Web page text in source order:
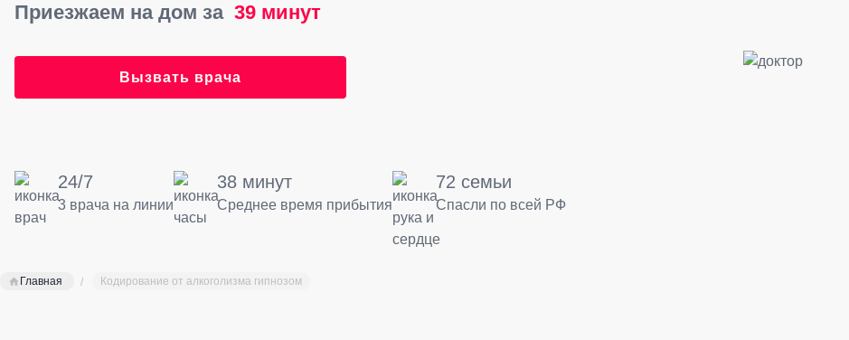
Приезжаем на дом за39 минут
Вызвать врача
24/7
3 врача на линии
38 минут
Среднее время прибытия
72 семьи
Спасли по всей РФ
Главная Кодирование от алкоголизма гипнозом